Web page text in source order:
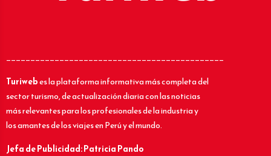
_____________________________________________
Turiwebes la plataforma informativa más completa del
sector turismo, de actualización diaria con las noticias
más relevantes para los profesionales de la industria y
los amantes de los viajes en Perú y el mundo.
Jefa de Publicidad: Patricia Pando